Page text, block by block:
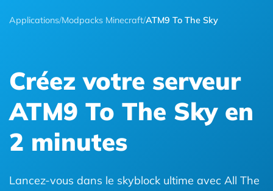
Applications/Modpacks Minecraft/ATM9 To The Sky
Créez votre serveur
ATM9 To The Sky en
2 minutes
Lancez-vous dans le skyblock ultime avec All The